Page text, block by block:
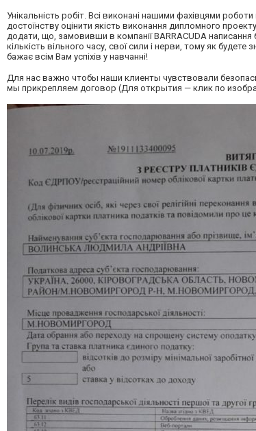
Унікальність робіт. Всі виконані нашими фахівцями
достоїнству оцінити якість виконання дипломного
додати, що, замовивши в компанії BARRACUDA
кількість вільного часу, свої сили і нерви, тому як
бажає всім Вам успіхів у навчанні!
Для нас важно чтобы наши клиенты чувствовали
мы прикрепляем договор (Для открытия — клик по